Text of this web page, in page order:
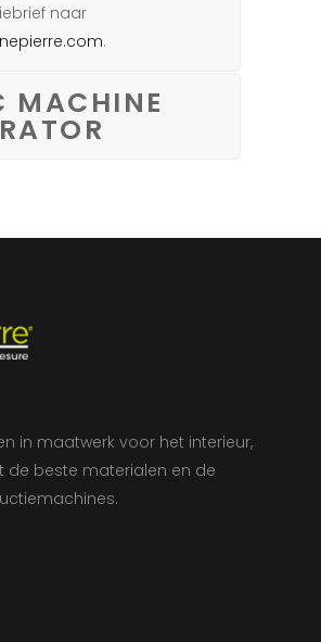
naar
.
MACHINE
in maatwerk voor het interieur,
de beste materialen en de